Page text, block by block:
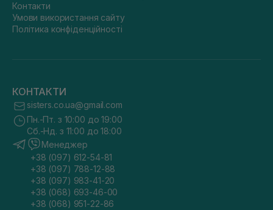
Контакти
Умови використання сайту
Політика конфіденційності
КОНТАКТИ
sisters.co.ua@gmail.com
Пн.-Пт. з 10:00 до 19:00
Сб.-Нд. з 11:00 до 18:00
Менеджер
+38 (097) 612-54-81
+38 (097) 788-12-88
+38 (097) 983-41-20
+38 (068) 693-46-00
+38 (068) 951-22-86